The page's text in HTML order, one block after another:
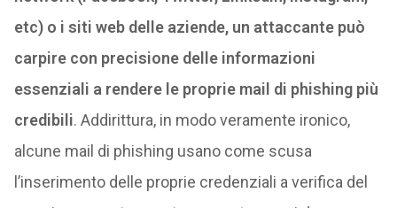
etc) o i siti web delle aziende, un attaccante può
carpire con precisione delle informazioni
essenziali a rendere le proprie mail di phishing più
credibili. Addirittura, in modo veramente ironico,
alcune mail di phishing usano come scusa
l’inserimento delle proprie credenziali a verifica del